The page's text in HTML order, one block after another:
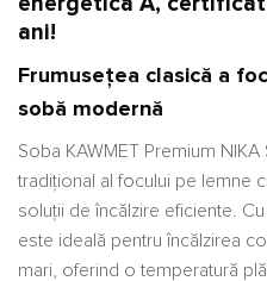
ani!
Frumusețea clasică a
sobă modernă
Soba KAWMET Premium
tradițional al focului pe lemne
soluții de încălzire eficiente.
este ideală pentru încălzirea
mari, oferind o temperatură